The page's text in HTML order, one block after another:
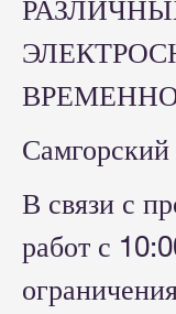
В связи с
работ с